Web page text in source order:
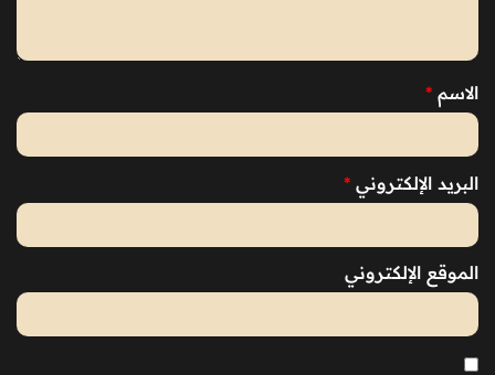
الاسم *
البريد الإلكتروني *
الموقع الإلكتروني